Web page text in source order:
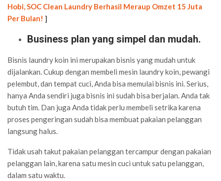
Hobi, SOC Clean Laundry Berhasil Meraup Omzet 15 Juta
Per Bulan! ]
Business plan yang simpel dan mudah.
Bisnis laundry koin ini merupakan bisnis yang mudah untuk
dijalankan. Cukup dengan membeli mesin laundry koin, pewangi
pelembut, dan tempat cuci, Anda bisa memulai bisnis ini. Serius,
hanya Anda sendiri juga bisnis ini sudah bisa berjalan. Anda tak
butuh tim. Dan juga Anda tidak perlu membeli setrika karena
proses pengeringan sudah bisa membuat pakaian pelanggan
langsung halus.
Tidak usah takut pakaian pelanggan tercampur dengan pakaian
pelanggan lain, karena satu mesin cuci untuk satu pelanggan,
dalam satu waktu.